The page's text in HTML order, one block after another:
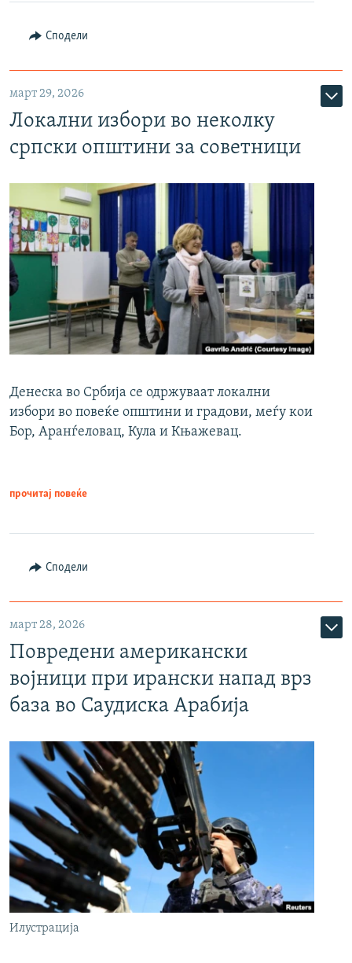
Сподели
март 29, 2026
Локални избори во неколку
српски општини за советници
Денеска во Србија се одржуваат локални
избори во повеќе општини и градови, меѓу кои
Бор, Аранѓеловац, Кула и Књажевац.
прочитај повеќе
Сподели
март 28, 2026
Повредени американски
војници при ирански напад врз
база во Саудиска Арабија
Илустрација